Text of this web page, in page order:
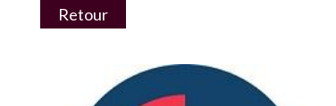
Retour